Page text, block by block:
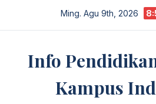
Ming. Agu 9th, 2026
Info
Kampus